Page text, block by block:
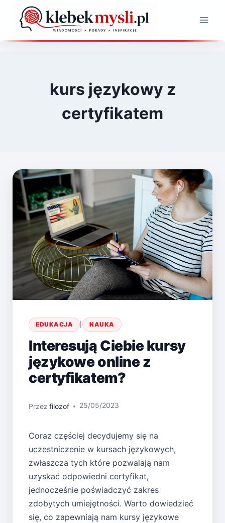
Przejdź
kurs językowy z
certyfikatem
EDUKACJA | NAUKA
Interesują Ciebie kursy
językowe online z
certyfikatem?
Przez filozof 25/05/2023
Coraz częściej decydujemy się na
uczestniczenie w kursach językowych,
zwłaszcza tych które pozwalają nam
uzyskać odpowiedni certyfikat,
jednocześnie poświadczyć zakres
zdobytych umiejętności. Warto dowiedzieć
się, co zapewniają nam kursy językowe